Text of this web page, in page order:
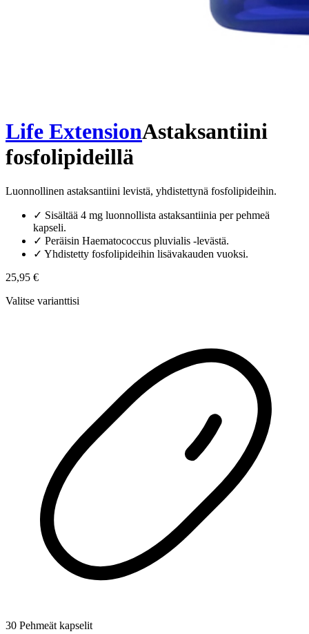
Life ExtensionAstaksantiini
fosfolipideillä
Luonnollinen astaksantiini levistä, yhdistettynä fosfolipideihin.
✓ Sisältää 4 mg luonnollista astaksantiinia per pehmeä
kapseli.
✓ Peräisin Haematococcus pluvialis -levästä.
✓ Yhdistetty fosfolipideihin lisävakauden vuoksi.
25,95 €
Valitse varianttisi
30 Pehmeät kapselit